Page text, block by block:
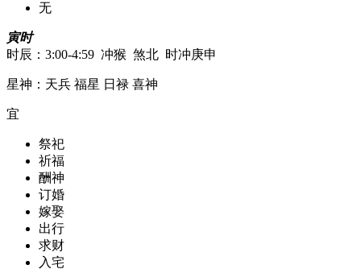
无
寅时
时辰：3:00-4:59 冲猴 煞北 时冲庚申
星神：天兵 福星 日禄 喜神
宜
祭祀
祈福
酬神
订婚
嫁娶
出行
求财
入宅